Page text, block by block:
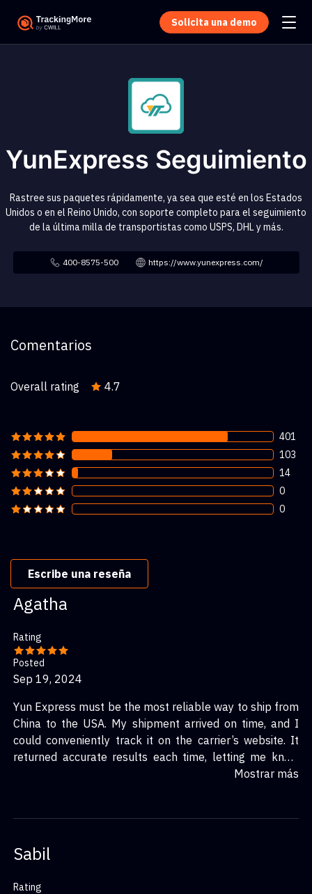
Solicita una demo
YunExpress Seguimiento
Rastree sus paquetes rápidamente, ya sea que esté en los Estados
Unidos o en el Reino Unido, con soporte completo para el seguimiento
de la última milla de transportistas como USPS, DHL y más.
400-8575-500 https://www.yunexpress.com/
Comentarios
Overall rating 4.7
401
103
14
0
0
Escribe una reseña
Agatha
Rating
Posted
Sep 19, 2024
Yun Express must be the most reliable way to ship from
China to the USA. My shipment arrived on time, and I
could conveniently track it on the carrier’s website. It
returned accurate results each time, letting me know
when to expect the delivery and when to avail myself.
Mostrar más
Sabil
Rating